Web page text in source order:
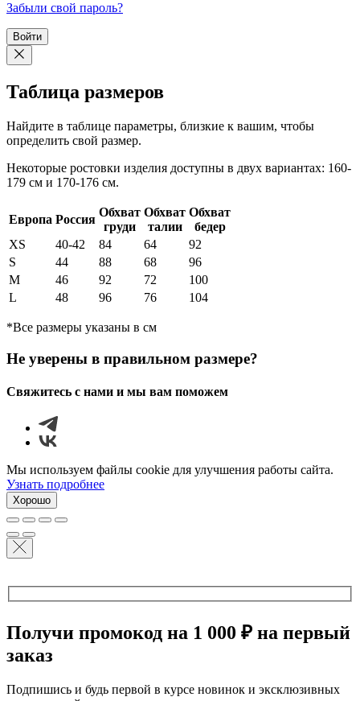
Забыли свой пароль?
Войти
Таблица размеров
Найдите в таблице параметры, близкие к вашим, чтобы
определить свой размер.
Некоторые ростовки изделия доступны в двух вариантах: 160-
179 см и 170-176 см.
Европа Россия
Обхват
груди
Обхват
талии
Обхват
бедер
XS
40-42 84 64
92
S
44 88 68
96
М
46 92 72
100
L
48 96 76 104
*Все размеры указаны в см
Не уверены в правильном размере?
Свяжитесь с нами и мы вам поможем
Мы используем файлы cookie для улучшения работы сайта.
Узнать подробнее
Хорошо
Получи промокод на 1 000 ₽ на первый
заказ
Подпишись и будь первой в курсе новинок и эксклюзивных